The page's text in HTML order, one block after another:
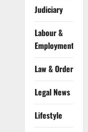
Judiciary
Labour &
Employment
Law & Order
Legal News
Lifestyle